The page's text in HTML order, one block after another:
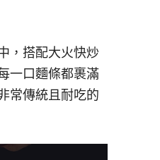
，搭配大火快炒
一口麵條都裹滿
常傳統且耐吃的